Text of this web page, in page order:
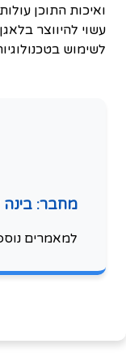
ואיכות התוכן
עשוי להיווצר
לשימוש
מחבר: בינה
למאמרים